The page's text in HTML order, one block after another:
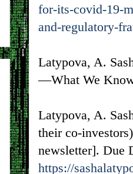
for-its-covid-19-
and-regulatory-
Latypova, A.
—What We
Latypova, A.
their co-
newsletter]. Due
https://